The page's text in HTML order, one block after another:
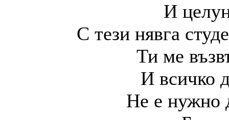
И
С тези нявга
Ти ме
И всичко
Не е нужно